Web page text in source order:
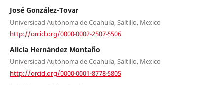
José González-Tovar
Universidad Autónoma de Coahuila, Saltillo, Mexico
http://orcid.org/0000-0002-2507-5506
Alicia Hernández Montaño
Universidad Autónoma de Coahuila, Saltillo, Mexico
http://orcid.org/0000-0001-8778-5805